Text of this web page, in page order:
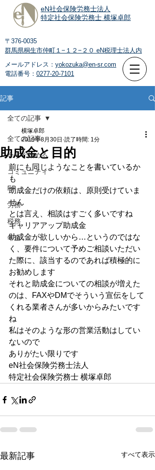
eN社会保険労務士法人
特定社会保険労務士 横塚卓郎
〒376-0035
群馬県桐生市仲町１−１２−２０ eN税理士法人内
メールアドレス： yokozuka@en-sr.com
電話番号： 0277-20-7101
記事
全ての記事
今すぐ始める
コミュニティ
FP
労務
税務
年金
全ての記事
助成金と目的
横塚卓郎
2019年8月30日 読了時間: 1分
前にも同じようなことを書いているか
も
助成金だけの依頼は、原則受けていま
せん
とは言え、相談はすごく多いですね
キャリアアップ助成金
助成金が欲しいから…というのではな
く、要件について予めご相談いただい
た際に、該当するのであれば積極的に
お勧めします
それと助成金についての相談が増えた
のは、FAXやDMでそういう宣伝をして
くれる業者さんが多いからみたいです
ね
私はそのような形の営業活動はしてい
ないので
ありがたい限りです
eN社会保険労務士法人
特定社会保険労務士 横塚卓郎
最新記事 すべて表示